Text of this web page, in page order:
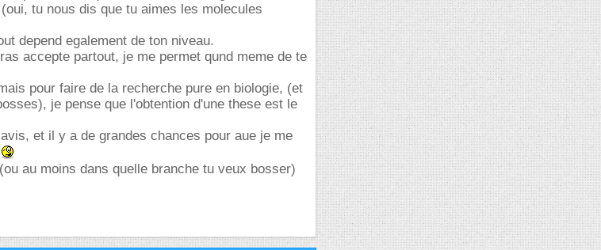
tu nous dis que tu aimes les molecules
depend egalement de ton niveau.
accepte partout, je me permet qund meme de te
pour faire de la recherche pure en biologie, (et
je pense que l'obtention d'une these est le
et il y a de grandes chances pour aue je me
au moins dans quelle branche tu veux bosser)